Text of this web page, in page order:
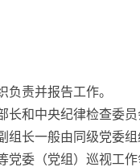
责并报告工作。
和中央纪律检查委员
长一般由同级党委组
委（党组）巡视工